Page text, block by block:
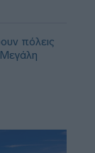
πόλεις